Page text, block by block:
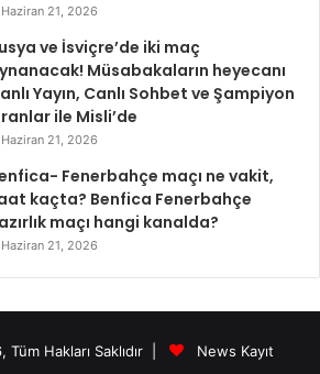
Haziran 21, 2026
ve İsviçre’de iki maç
Müsabakaların heyecanı
Yayın, Canlı Sohbet ve Şampiyon
ile Misli’de
Haziran 21, 2026
Fenerbahçe maçı ne vakit,
kaçta? Benfica Fenerbahçe
maçı hangi kanalda?
Haziran 21, 2026
Tüm Hakları Saklıdır | News Kayıt